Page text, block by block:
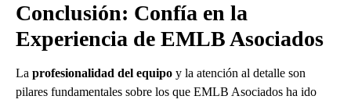
Conclusión: Confía en la
Experiencia de EMLB Asociados
La profesionalidad del equipo y la atención al detalle son
pilares fundamentales sobre los que EMLB Asociados ha ido